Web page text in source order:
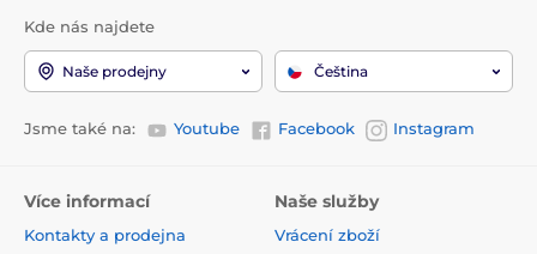
Rozměry vstupu 22,5 cm x 20 cm
Požadované připojení: 2,4 GHz
Technické specifikace se mohou změnit bez
výslovného upozornění. Obrázky mají pouze
Technické specifikace se mohou změnit bez
výslovného upozornění. Obrázky mají pouze
Kde nás najdete
Naše prodejny Čeština
Jsme také na: Youtube Facebook Instagram
Více informací
Kontakty a prodejna
Naše služby
Vrácení zboží